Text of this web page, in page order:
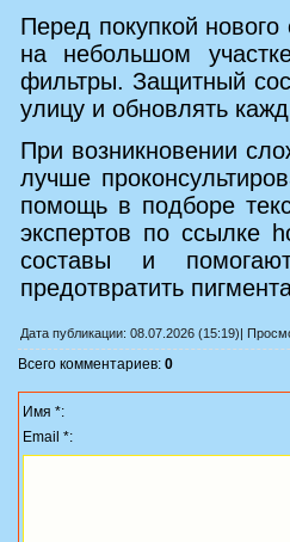
Перед покупкой нового
на небольшом
фильтры. Защитный
улицу и обновлять
При возникновении
лучше
помощь в подборе
экспертов по ссылке
составы и
предотвратить
Дата публикации: 08.07.2026 (15:19)|
Всего комментариев: 0
Имя *:
Email *: